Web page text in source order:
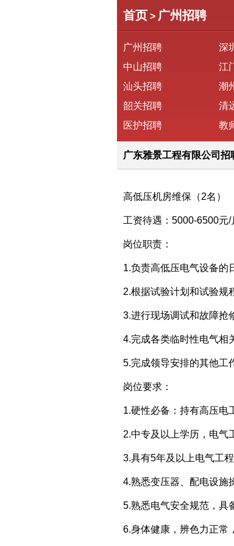
首页 > 广州招聘
广州招聘 深
中山招聘
江
汕头招聘
潮
韶关招聘
清
医护招聘
教
广东雅景工程有限公司招
高低压机房维保（2名）
工资待遇：5000-6500元/
岗位职责：
1.负责高低压电气设备的
2.根据试验计划和试验规
3.进行现场调试和故障抢
4.完成各类临时性电气相
5.完成领导安排的其他工
岗位要求：
1.硬性必备：持有高压电
2.中专及以上学历，电气
3.具有5年及以上电气工
4.熟悉变压器、配电设施
5.熟悉电气安全规范，具
6.身体健康，辨色力正常